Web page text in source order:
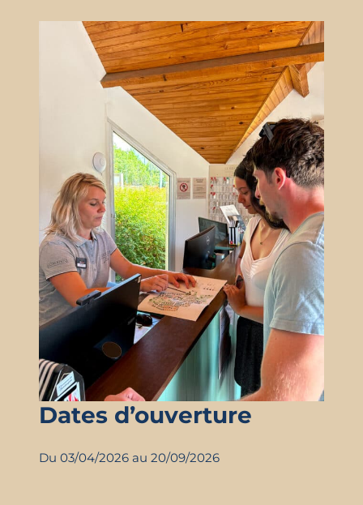
Dates d’ouverture
Du 03/04/2026 au 20/09/2026